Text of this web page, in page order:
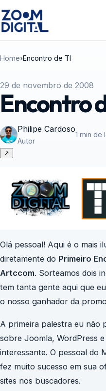
Home›Encontro de TI
29 de novembro de 2008
Encontro
Philipe Cardoso
Autor
1 min de
↗
Olá pessoal! Aqui é o mais
diretamente do Primeiro
Artccom. Sorteamos dois
tem tanta gente aqui que
o nosso ganhador da
A primeira palestra eu não
sobre Joomla, WordPress
interessante. O pessoal do
fez muito sucesso em sua
sites nos buscadores.